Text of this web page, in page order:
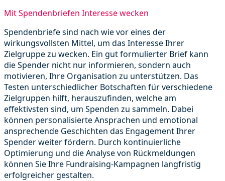
Mit Spendenbriefen Interesse wecken
Spendenbriefe sind nach wie vor eines der
wirkungsvollsten Mittel, um das Interesse Ihrer
Zielgruppe zu wecken. Ein gut formulierter Brief kann
die Spender nicht nur informieren, sondern auch
motivieren, Ihre Organisation zu unterstützen. Das
Testen unterschiedlicher Botschaften für verschiedene
Zielgruppen hilft, herauszufinden, welche am
effektivsten sind, um Spenden zu sammeln. Dabei
können personalisierte Ansprachen und emotional
ansprechende Geschichten das Engagement Ihrer
Spender weiter fördern. Durch kontinuierliche
Optimierung und die Analyse von Rückmeldungen
können Sie Ihre Fundraising-Kampagnen langfristig
erfolgreicher gestalten.